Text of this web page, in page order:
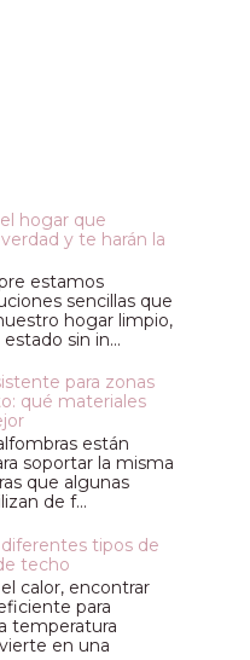
hogar que
y te harán la
estamos
sencillas que
hogar limpio,
sin in...
para zonas
qué materiales
están
soportar la misma
que algunas
de f...
tipos de
techo
calor, encontrar
para
temperatura
en una